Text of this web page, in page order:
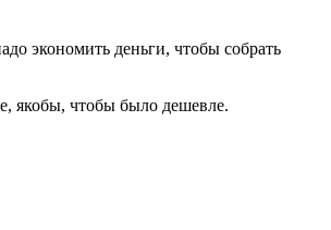
экономить деньги, чтобы собрать
якобы, чтобы было дешевле.